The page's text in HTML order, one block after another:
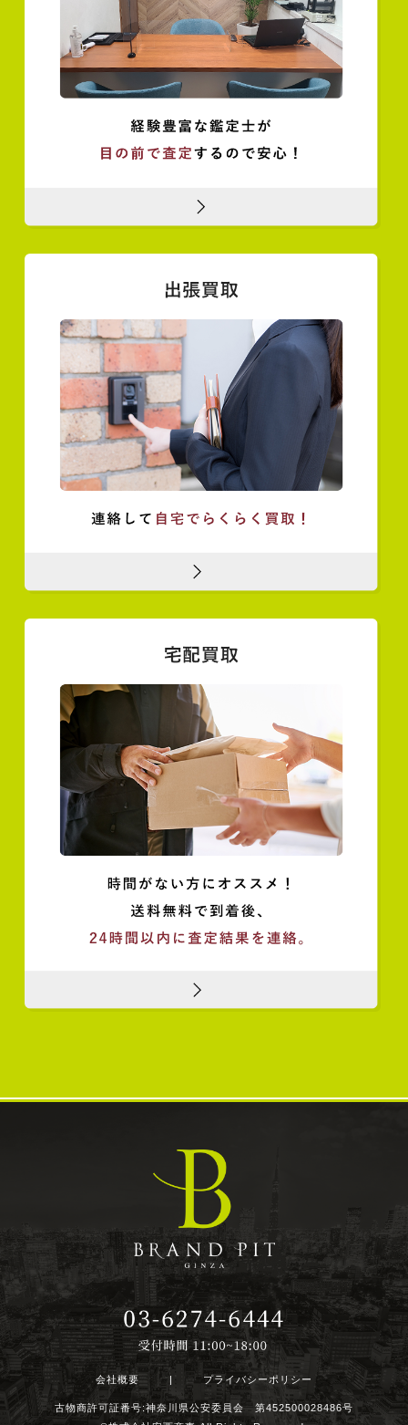
会社概要 | プライバシーポリシー
古物商許可証番号:神奈川県公安委員会 第452500028486号